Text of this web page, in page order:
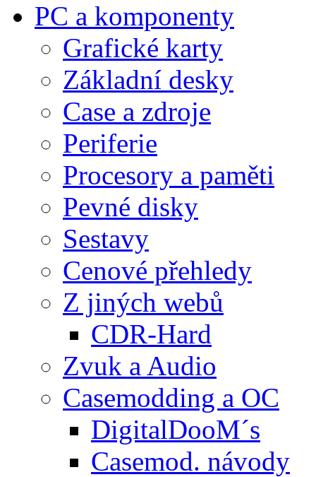
PC a komponenty
Grafické karty
Základní desky
Case a zdroje
Periferie
Procesory a paměti
Pevné disky
Sestavy
Cenové přehledy
Z jiných webů
CDR-Hard
Zvuk a Audio
Casemodding a OC
DigitalDooM´s
Casemod. návody